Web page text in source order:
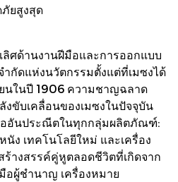
ยสูงสุด
ลิศด้านงานฝีมือและการออกแบบ
กัดแห่งนวัตกรรมตั้งแต่ที่เมซงได้
นในปี 1906 ความชาญฉลาด
งขับเคลื่อนของเมซงในปัจจุบัน
ออันประณีตในทุกกลุ่มผลิตภัณฑ์:
นัง เทคโนโลยีใหม่ และเครื่อง
างสรรค์คู่หูตลอดชีวิตที่เกิดจาก
ผู้ชำนาญ เครื่องหมาย